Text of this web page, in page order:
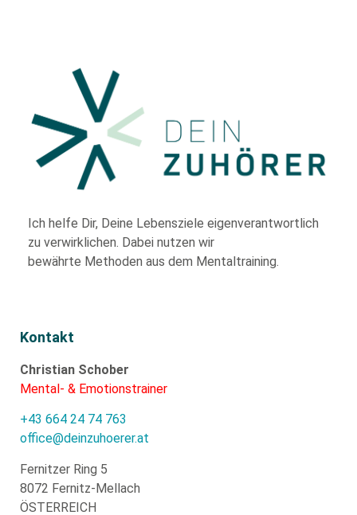
Ich helfe Dir, Deine Lebensziele eigenverantwortlich
zu verwirklichen. Dabei nutzen wir
bewährte Methoden aus dem Mentaltraining.
Kontakt
Christian Schober
Mental- & Emotionstrainer
+43 664 24 74 763
office@deinzuhoerer.at
Fernitzer Ring 5
8072 Fernitz-Mellach
ÖSTERREICH